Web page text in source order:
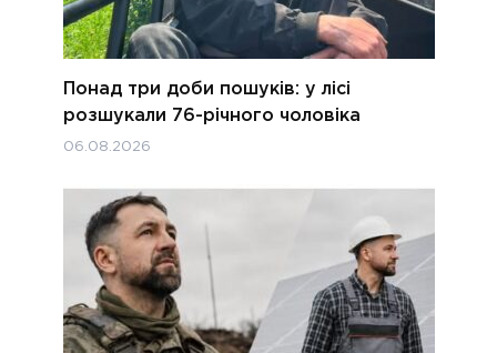
Понад три доби пошуків: у лісі
розшукали 76-річного чоловіка
06.08.2026